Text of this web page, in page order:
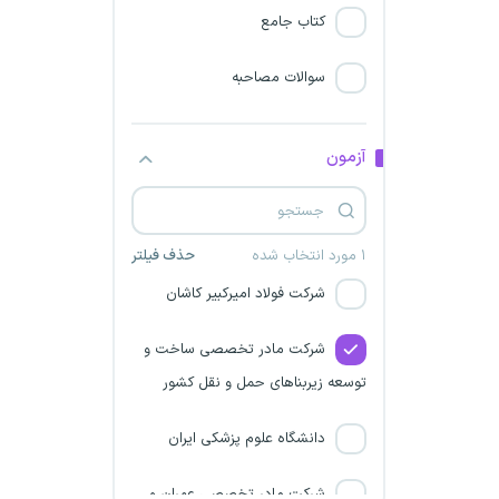
کتاب جامع
سوالات مصاحبه
آزمون
۱ مورد انتخاب شده حذف فیلتر
شرکت فولاد خوزستان
سازمان مجری ساختمانها و
تاسیسات دولتی و عمومی
شرکت فولاد امیرکبیر کاشان
شرکت مادر تخصصی ساخت و
توسعه زیربناهای حمل و نقل کشور
دانشگاه علوم پزشکی ایران
شرکت مادر تخصصی عمران و